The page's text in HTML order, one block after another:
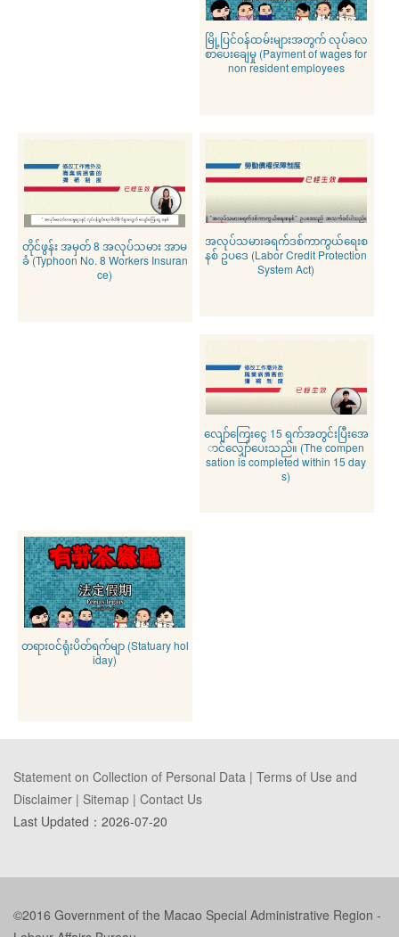
မြို့ပြင်ဝန်ထမ်းများအတွက် လုပ်ခလ
စာပေးချေမှု (Payment of wages for
non resident employees
တိုင်ဖွန်း အမှတ် 8 အလုပ်သမား အာမ
ခံ (Typhoon No. 8 Workers Insuran
ce)
အလုပ်သမားခရက်ဒစ်ကာကွယ်ရေးစ
နစ် ဥပဒေ (Labor Credit Protection
System Act)
လျော်ကြေးငွေ 15 ရက်အတွင်းပြီးအေ
ာင်လျှော်ပေးသည်။ (The compen
sation is completed within 15 day
s)
တရား၀င်ရုံးပိတ်ရက်မျာ (Statuary hol
iday)
Statement on Collection of Personal Data | Terms of Use and
Disclaimer | Sitemap | Contact Us
Last Updated： 2026-07-20
©2016 Government of the Macao Special Administrative Region -